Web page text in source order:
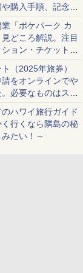
購入手順、記念チ
解説
「ポケパーク カ
どころ解説。注目
ョン・チケット手
に必要な準備は？
（2025年旅券）
をオンラインでや
必要なものはスマ
カードのみ
ハワイ旅行ガイド
く行くなら隣島の秘
たい！～